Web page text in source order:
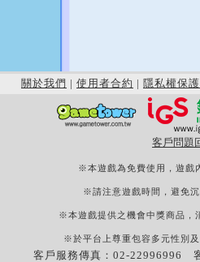
關於我們 | 使用者合約 | 隱私權保護
客戶問題
※本遊戲為免費使用，遊戲
※請注意遊戲時間，避免
※本遊戲提供之機會中獎商品，
※於平台上尊重包容多元性別
客戶服務傳真：02-22996996